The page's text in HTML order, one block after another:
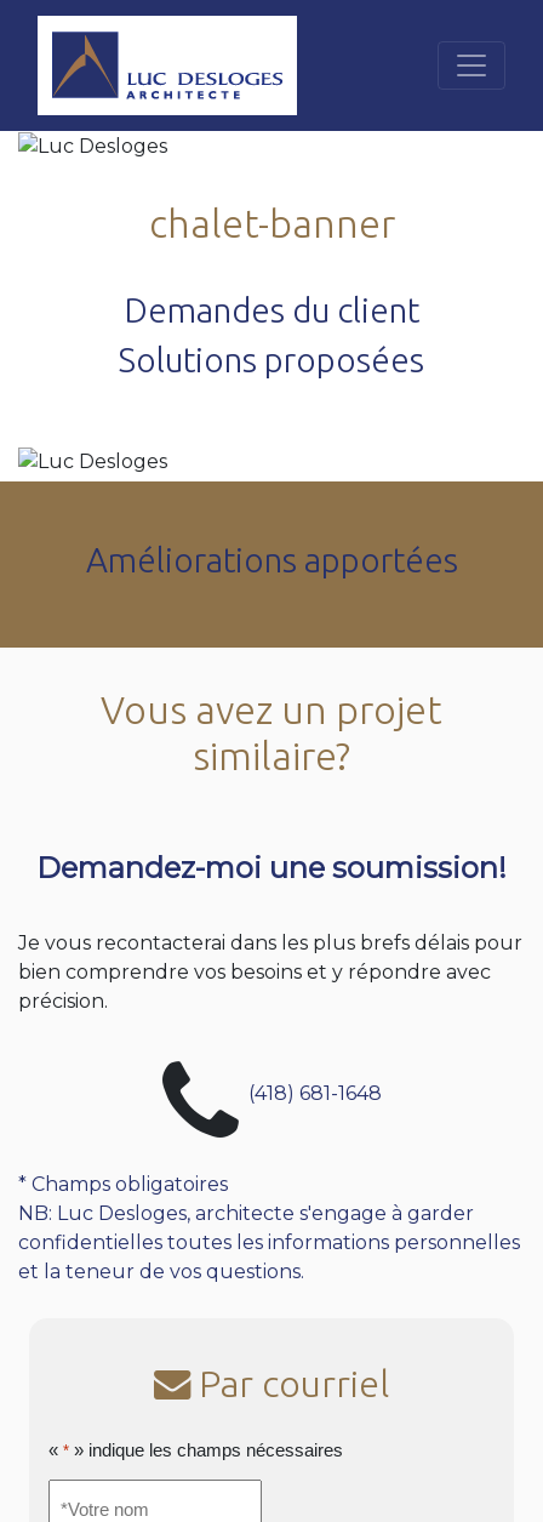
chalet-banner
Demandes du client
Solutions proposées
Améliorations apportées
Vous avez un projet
similaire?
Demandez-moi une soumission!
Je vous recontacterai dans les plus brefs délais pour
bien comprendre vos besoins et y répondre avec
précision.
(418) 681-1648
* Champs obligatoires
NB: Luc Desloges, architecte s'engage à garder
confidentielles toutes les informations personnelles
et la teneur de vos questions.
Par courriel
« * » indique les champs nécessaires
nom*